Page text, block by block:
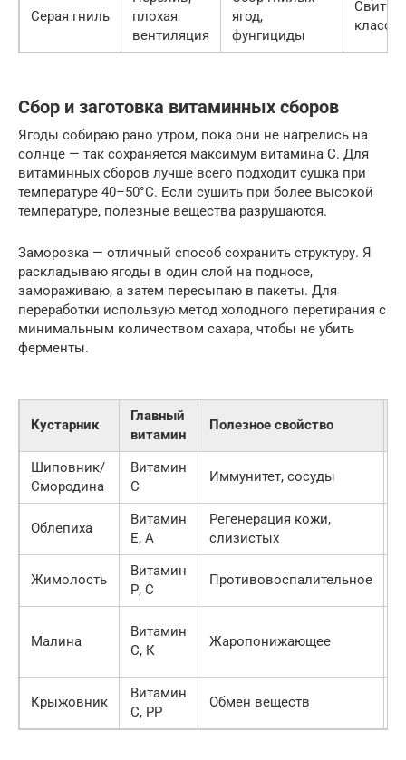
Серая гниль
плохая
вентиляция
ягод,
фунгициды
Свитч
класс)
Сбор и заготовка витаминных сборов
Ягоды собираю рано утром, пока они не нагрелись на
солнце — так сохраняется максимум витамина С. Для
витаминных сборов лучше всего подходит сушка при
температуре 40–50°C. Если сушить при более высокой
температуре, полезные вещества разрушаются.
Заморозка — отличный способ сохранить структуру. Я
раскладываю ягоды в один слой на подносе,
замораживаю, а затем пересыпаю в пакеты. Для
переработки использую метод холодного перетирания с
минимальным количеством сахара, чтобы не убить
ферменты.
Кустарник
Главный
витамин
Полезное свойство
Шиповник/
Смородина
Витамин
С
Иммунитет, сосуды
Облепиха
Витамин
Е, А
Регенерация кожи,
слизистых
Жимолость
Витамин
Р, С
Противовоспалительное
Малина
Витамин
С, К
Жаропонижающее
Крыжовник
Витамин
С, РР
Обмен веществ